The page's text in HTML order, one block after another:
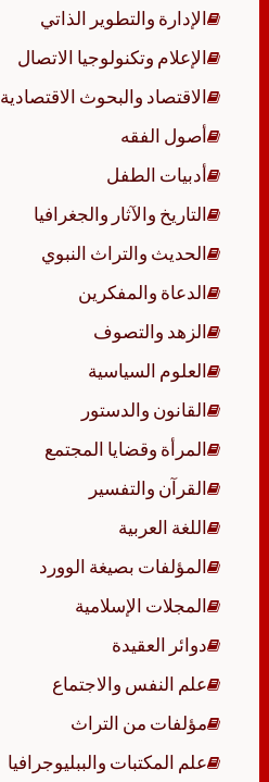
الإدارة والتطوير الذاتي
الإعلام وتكنولوجيا الاتصال
الاقتصاد والبحوث الاقتصادية
أصول الفقه
أدبيات الطفل
التاريخ والآثار والجغرافيا
الحديث والتراث النبوي
الدعاة والمفكرين
الزهد والتصوف
العلوم السياسية
القانون والدستور
المرأة وقضايا المجتمع
القرآن والتفسير
اللغة العربية
المؤلفات بصيغة الوورد
المجلات الإسلامية
دوائر العقيدة
علم النفس والاجتماع
مؤلفات من التراث
علم المكتبات والببليوجرافيا